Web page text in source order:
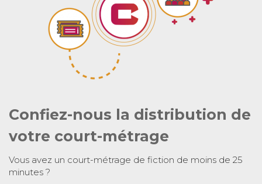
Confiez-nous la distribution de
votre court-métrage
Vous avez un court-métrage de fiction de moins de 25
minutes ?